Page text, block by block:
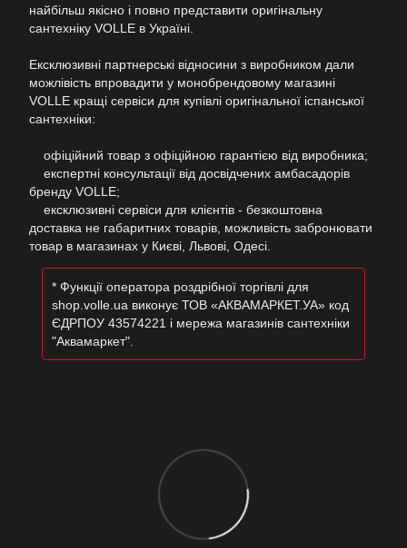
найбільш якісно і повно представити оригінальну
сантехніку VOLLE в Україні.
Ексклюзивні партнерські відносини з виробником дали
можлівість впровадити у монобрендовому магазині
VOLLE кращі сервіси для купівлі оригінальної іспанської
сантехніки:
офіційний товар з офіційною гарантією від виробника;
експертні консультації від досвідчених амбасадорів
бренду VOLLE;
ексклюзивні сервіси для клієнтів - безкоштовна
доставка не габаритних товарів, можливість забронювати
товар в магазинах у Києві, Львові, Одесі.
* Функції оператора роздрібної торгівлі для
shop.volle.ua виконує ТОВ «АКВАМАРКЕТ.УА» код
ЄДРПОУ 43574221 і мережа магазинів сантехніки
"Аквамаркет".